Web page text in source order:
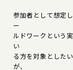
参加者として想定
ー
ルドワークという
い
る方を対象とした
が、